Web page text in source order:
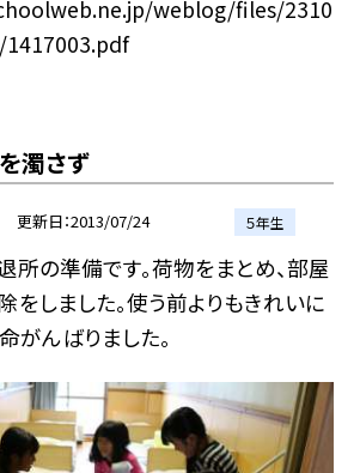
weblog/files/2310
濁さず
更新日 2013/07/24 ５年生
の準備です。荷物をまとめ、部屋
しました。使う前よりもきれいに
がんばりました。